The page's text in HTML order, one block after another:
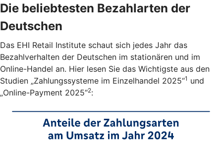
Die beliebtesten Bezahlarten der
Deutschen
Das EHI Retail Institute schaut sich jedes Jahr das
Bezahlverhalten der Deutschen im stationären und im
Online-Handel an. Hier lesen Sie das Wichtigste aus den
Studien „Zahlungssysteme im Einzelhandel 2025“1 und
„Online-Payment 2025“2: